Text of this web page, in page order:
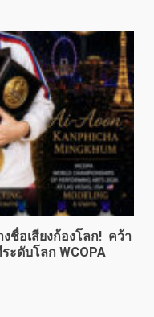
งชื่อเสียงก้องโลก! คว้า
ะดับโลก WCOPA